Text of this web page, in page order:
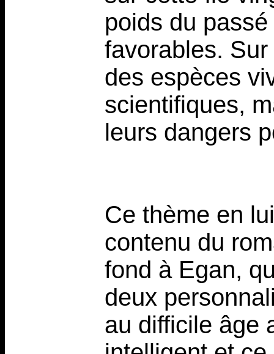
poids du
favorables.
des espèces
scientifiques,
leurs dangers
Ce thème en
contenu du
fond à Egan,
deux
au difficile âge